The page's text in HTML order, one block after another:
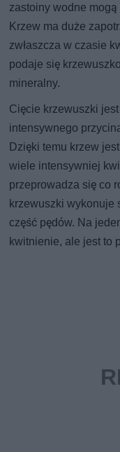
zastoiny wodne
Krzew ma duże
zwłaszcza w czasie
podaje się
mineralny.
Cięcie krzewuszki
intensywnego
Dzięki temu krzew
wiele intensywniej
przeprowadza się co
krzewuszki wykonuje
część pędów. Na
kwitnienie, ale jest to